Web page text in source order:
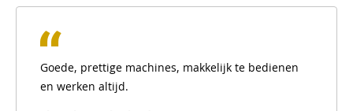
Goede, prettige machines, makkelijk te bedienen
en werken altijd.